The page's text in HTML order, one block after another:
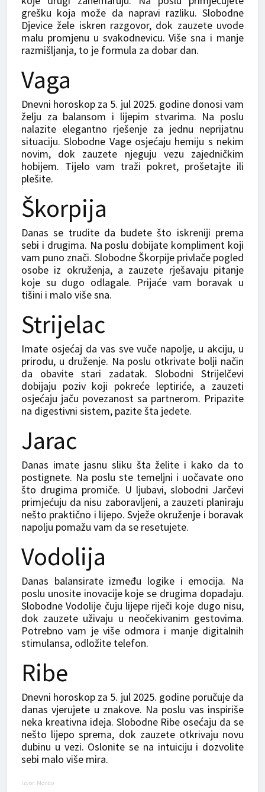
grešku koja može da napravi razliku. Slobodne
Djevice žele iskren razgovor, dok zauzete uvode
malu promjenu u svakodnevicu. Više sna i manje
razmišljanja, to je formula za dobar dan.
Vaga
Dnevni horoskop za 5. jul 2025. godine donosi vam
želju za balansom i lijepim stvarima. Na poslu
nalazite elegantno rješenje za jednu neprijatnu
situaciju. Slobodne Vage osjećaju hemiju s nekim
novim, dok zauzete njeguju vezu zajedničkim
hobijem. Tijelo vam traži pokret, prošetajte ili
plešite.
Škorpija
Danas se trudite da budete što iskreniji prema
sebi i drugima. Na poslu dobijate kompliment koji
vam puno znači. Slobodne Škorpije privlače pogled
osobe iz okruženja, a zauzete rješavaju pitanje
koje su dugo odlagale. Prijaće vam boravak u
tišini i malo više sna.
Strijelac
Imate osjećaj da vas sve vuče napolje, u akciju, u
prirodu, u druženje. Na poslu otkrivate bolji način
da obavite stari zadatak. Slobodni Strijelčevi
dobijaju poziv koji pokreće leptiriće, a zauzeti
osjećaju jaču povezanost sa partnerom. Pripazite
na digestivni sistem, pazite šta jedete.
Jarac
Danas imate jasnu sliku šta želite i kako da to
postignete. Na poslu ste temeljni i uočavate ono
što drugima promiče. U ljubavi, slobodni Jarčevi
primjećuju da nisu zaboravljeni, a zauzeti planiraju
nešto praktično i lijepo. Svježe okruženje i boravak
napolju pomažu vam da se resetujete.
Vodolija
Danas balansirate između logike i emocija. Na
poslu unosite inovacije koje se drugima dopadaju.
Slobodne Vodolije čuju lijepe riječi koje dugo nisu,
dok zauzete uživaju u neočekivanim gestovima.
Potrebno vam je više odmora i manje digitalnih
stimulansa, odložite telefon.
Ribe
Dnevni horoskop za 5. jul 2025. godine poručuje da
danas vjerujete u znakove. Na poslu vas inspiriše
neka kreativna ideja. Slobodne Ribe osećaju da se
nešto lijepo sprema, dok zauzete otkrivaju novu
dubinu u vezi. Oslonite se na intuiciju i dozvolite
sebi malo više mira.
Izvor: Mondo